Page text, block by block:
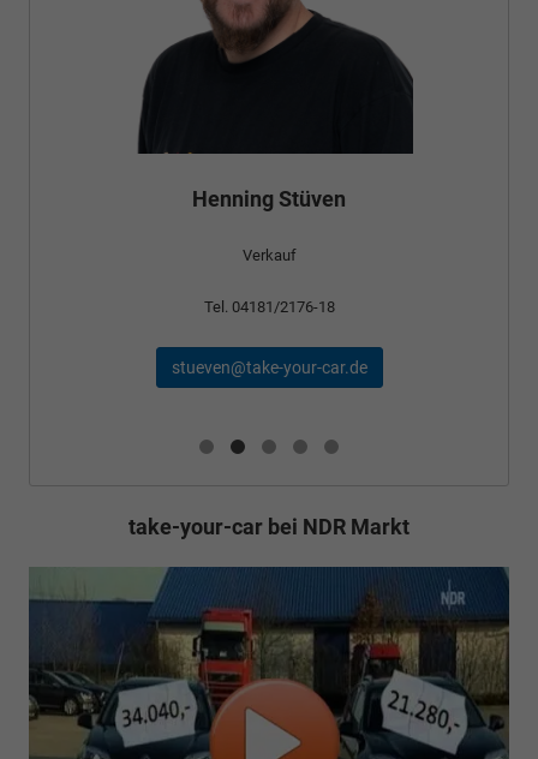
Henning Stüven
Verkauf
Tel. 04181/2176-18
stueven@take-your-car.de
take-your-car bei NDR Markt